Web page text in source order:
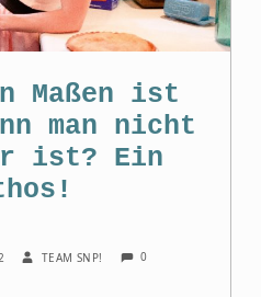
Maßen ist
man nicht
ist? Ein
TEAM SNP! 0